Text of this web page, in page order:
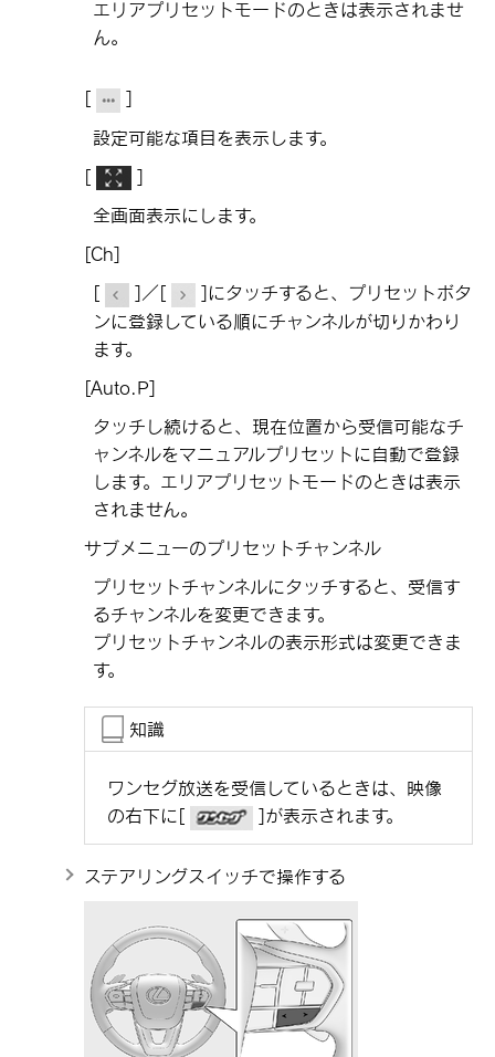
エリアプリセットモードのときは表示されませ
ん。
[‍
‍]
設定可能な項目を表示します。
[‍
‍]
全画面表示にします。
[‍Ch‍]
[‍
‍] ／ [‍ ‍] にタッチすると、プリセットボタ
ンに登録している順にチャンネルが切りかわり
ます。
[‍Auto.P‍]
タッチし続けると、現在位置から受信可能なチ
ャンネルをマニュアルプリセットに自動で登録
します。エリアプリセットモードのときは表示
されません。
サブメニューのプリセットチャンネル
プリセットチャンネルにタッチすると、受信す
るチャンネルを変更できます。
プリセットチャンネルの表示形式は変更できま
す。
知識
ワンセグ放送を受信しているときは、映像
の右下に[‍ ‍]が表示されます。
ステアリングスイッチで操作する